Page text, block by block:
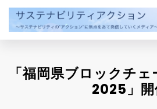
ン
「福岡県ブロックチ
2025」